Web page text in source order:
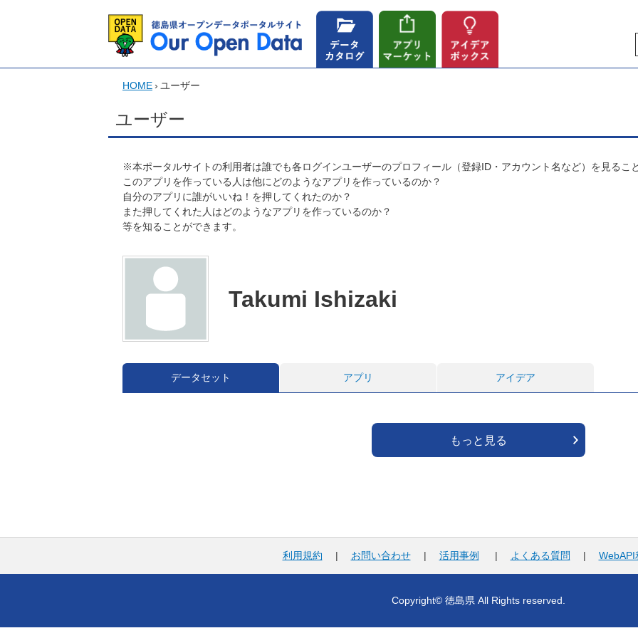
HOME› ユーザー
ユーザー
※本ポータルサイトの利用者は誰でも各ログインユーザーのプロフィール（登録ID・アカウント名など）を見るこ
このアプリを作っている人は他にどのようなアプリを作っているのか？
自分のアプリに誰がいいね！を押してくれたのか？
また押してくれた人はどのようなアプリを作っているのか？
等を知ることができます。
Takumi Ishizaki
データセット アプリ アイデア
もっと見る
利用規約 | お問い合わせ| 活用事例 | よくある質問 | WebAPI
Copyright© 徳島県 All Rights reserved.